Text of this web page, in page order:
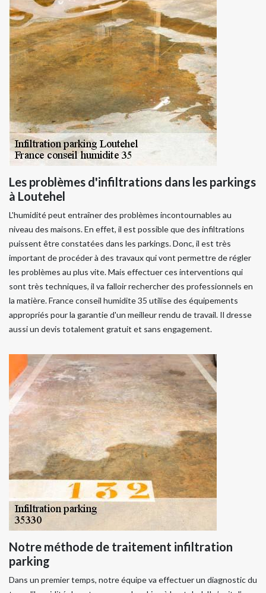
Les problèmes d'infiltrations dans les parkings
à Loutehel
L'humidité peut entraîner des problèmes incontournables au
niveau des maisons. En effet, il est possible que des infiltrations
puissent être constatées dans les parkings. Donc, il est très
important de procéder à des travaux qui vont permettre de régler
les problèmes au plus vite. Mais effectuer ces interventions qui
sont très techniques, il va falloir rechercher des professionnels en
la matière. France conseil humidite 35 utilise des équipements
appropriés pour la garantie d'un meilleur rendu de travail. Il dresse
aussi un devis totalement gratuit et sans engagement.
Notre méthode de traitement infiltration
parking
Dans un premier temps, notre équipe va effectuer un diagnostic du